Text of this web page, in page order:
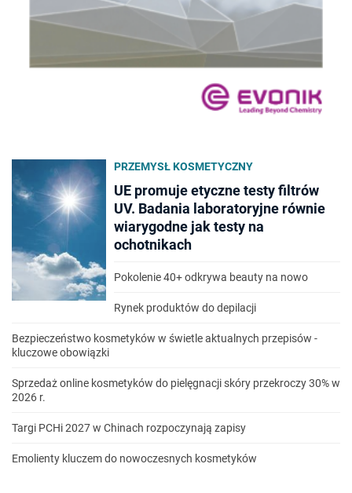
PRZEMYSŁ KOSMETYCZNY
UE promuje etyczne testy filtrów
UV. Badania laboratoryjne równie
wiarygodne jak testy na
ochotnikach
Pokolenie 40+ odkrywa beauty na nowo
Rynek produktów do depilacji
Bezpieczeństwo kosmetyków w świetle aktualnych przepisów -
kluczowe obowiązki
Sprzedaż online kosmetyków do pielęgnacji skóry przekroczy 30% w
2026 r.
Targi PCHi 2027 w Chinach rozpoczynają zapisy
Emolienty kluczem do nowoczesnych kosmetyków